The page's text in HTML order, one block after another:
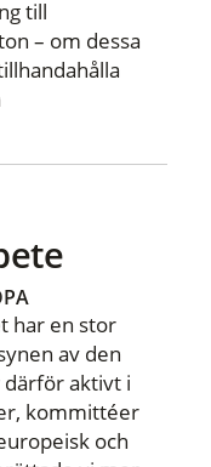
till
– om dessa
har en stor
av den
därför aktivt i
kommittéer
och